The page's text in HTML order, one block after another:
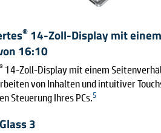
® 14-Zoll-Display mit einem
16:10
® 14-Zoll-Display mit einem
von Inhalten und intuitiver
Steuerung Ihres PCs.5
3